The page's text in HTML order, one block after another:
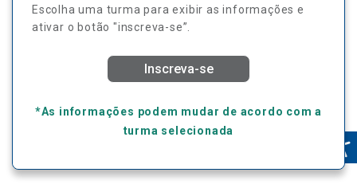
Escolha uma turma para exibir as informações e
ativar o botão "inscreva-se”.
Inscreva-se
*As informações podem mudar de acordo com a
turma selecionada